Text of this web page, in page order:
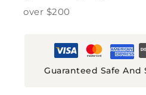
over $200
Guaranteed Safe And